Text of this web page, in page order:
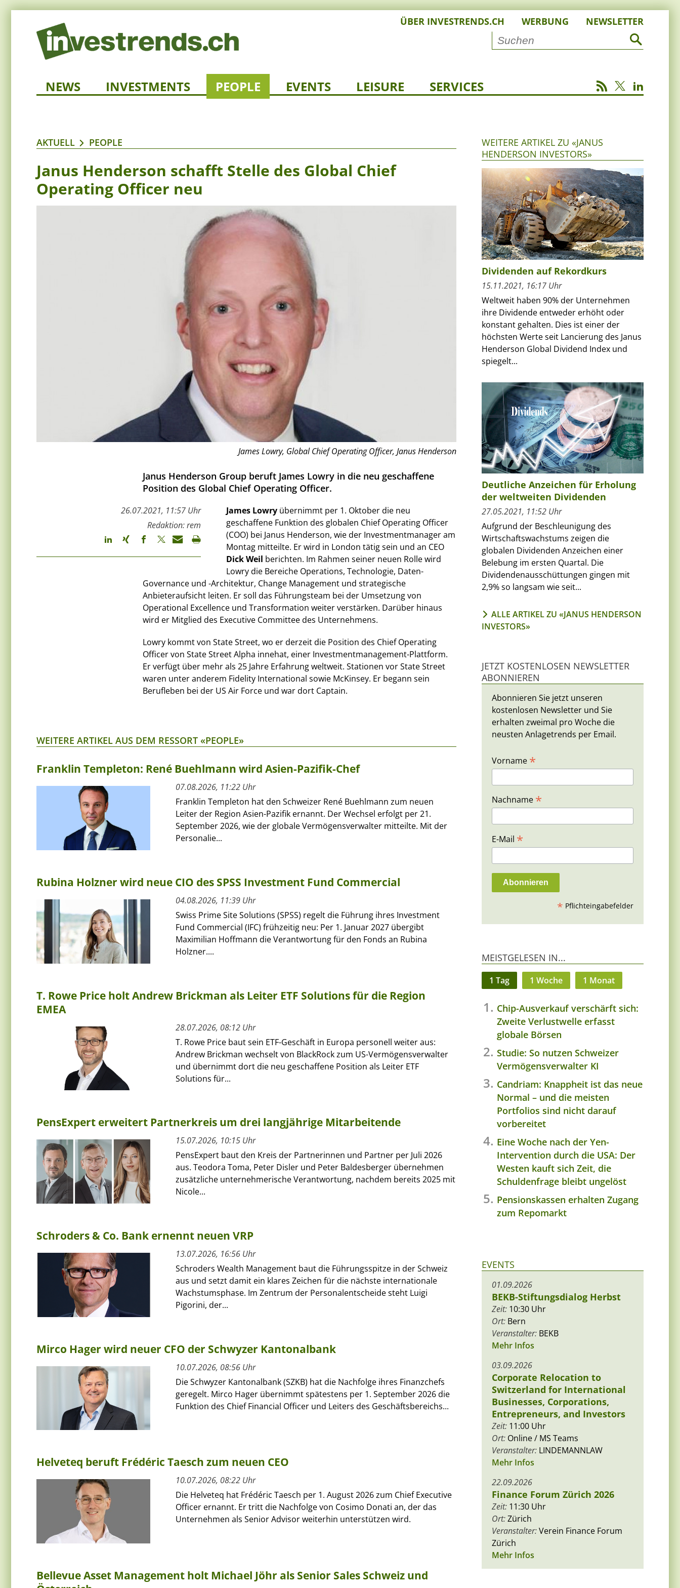
ÜBER INVESTRENDS.CH WERBUNG NEWSLETTER
NEWS INVESTMENTS PEOPLE EVENTS LEISURE SERVICES
AKTUELL PEOPLE
Janus Henderson schafft Stelle des Global Chief
Operating Officer neu
James Lowry, Global Chief Operating Officer, Janus Henderson
Janus Henderson Group beruft James Lowry in die neu geschaffene
Position des Global Chief Operating Officer.
26.07.2021, 11:57 Uhr
Redaktion: rem
James Lowry übernimmt per 1. Oktober die neu
geschaffene Funktion des globalen Chief Operating Officer
(COO) bei Janus Henderson, wie der Investmentmanager am
Montag mitteilte. Er wird in London tätig sein und an CEO
Dick Weil berichten. Im Rahmen seiner neuen Rolle wird
Lowry die Bereiche Operations, Technologie, Daten-
Governance und -Architektur, Change Management und strategische
Anbieteraufsicht leiten. Er soll das Führungsteam bei der Umsetzung von
Operational Excellence und Transformation weiter verstärken. Darüber hinaus
wird er Mitglied des Executive Committee des Unternehmens.
Lowry kommt von State Street, wo er derzeit die Position des Chief Operating
Officer von State Street Alpha innehat, einer Investmentmanagement-Plattform.
Er verfügt über mehr als 25 Jahre Erfahrung weltweit. Stationen vor State Street
waren unter anderem Fidelity International sowie McKinsey. Er begann sein
Berufleben bei der US Air Force und war dort Captain.
WEITERE ARTIKEL AUS DEM RESSORT «PEOPLE»
Franklin Templeton: René Buehlmann wird Asien-Pazifik-Chef
07.08.2026, 11:22 Uhr
Franklin Templeton hat den Schweizer René Buehlmann zum neuen
Leiter der Region Asien-Pazifik ernannt. Der Wechsel erfolgt per 21.
September 2026, wie der globale Vermögensverwalter mitteilte. Mit der
Personalie...
Rubina Holzner wird neue CIO des SPSS Investment Fund Commercial
04.08.2026, 11:39 Uhr
Swiss Prime Site Solutions (SPSS) regelt die Führung ihres Investment
Fund Commercial (IFC) frühzeitig neu: Per 1. Januar 2027 übergibt
Maximilian Hoffmann die Verantwortung für den Fonds an Rubina
Holzner....
T. Rowe Price holt Andrew Brickman als Leiter ETF Solutions für die Region
EMEA
28.07.2026, 08:12 Uhr
T. Rowe Price baut sein ETF-Geschäft in Europa personell weiter aus:
Andrew Brickman wechselt von BlackRock zum US-Vermögensverwalter
und übernimmt dort die neu geschaffene Position als Leiter ETF
Solutions für...
PensExpert erweitert Partnerkreis um drei langjährige Mitarbeitende
15.07.2026, 10:15 Uhr
PensExpert baut den Kreis der Partnerinnen und Partner per Juli 2026
aus. Teodora Toma, Peter Disler und Peter Baldesberger übernehmen
zusätzliche unternehmerische Verantwortung, nachdem bereits 2025 mit
Nicole...
Schroders & Co. Bank ernennt neuen VRP
13.07.2026, 16:56 Uhr
Schroders Wealth Management baut die Führungsspitze in der Schweiz
aus und setzt damit ein klares Zeichen für die nächste internationale
Wachstumsphase. Im Zentrum der Personalentscheide steht Luigi
Pigorini, der...
Mirco Hager wird neuer CFO der Schwyzer Kantonalbank
10.07.2026, 08:56 Uhr
Die Schwyzer Kantonalbank (SZKB) hat die Nachfolge ihres Finanzchefs
geregelt. Mirco Hager übernimmt spätestens per 1. September 2026 die
Funktion des Chief Financial Officer und Leiters des Geschäftsbereichs...
Helveteq beruft Frédéric Taesch zum neuen CEO
10.07.2026, 08:22 Uhr
Die Helveteq hat Frédéric Taesch per 1. August 2026 zum Chief Executive
Officer ernannt. Er tritt die Nachfolge von Cosimo Donati an, der das
Unternehmen als Senior Advisor weiterhin unterstützen wird.
Bellevue Asset Management holt Michael Jöhr als Senior Sales Schweiz und
WEITERE ARTIKEL ZU «JANUS
HENDERSON INVESTORS»
Dividenden auf Rekordkurs
15.11.2021, 16:17 Uhr
Weltweit haben 90% der Unternehmen
ihre Dividende entweder erhöht oder
konstant gehalten. Dies ist einer der
höchsten Werte seit Lancierung des Janus
Henderson Global Dividend Index und
spiegelt...
Deutliche Anzeichen für Erholung
der weltweiten Dividenden
27.05.2021, 11:52 Uhr
Aufgrund der Beschleunigung des
Wirtschaftswachstums zeigen die
globalen Dividenden Anzeichen einer
Belebung im ersten Quartal. Die
Dividendenausschüttungen gingen mit
2,9% so langsam wie seit...
ALLE ARTIKEL ZU «JANUS HENDERSON
INVESTORS»
JETZT KOSTENLOSEN NEWSLETTER
ABONNIEREN
Abonnieren Sie jetzt unseren
kostenlosen Newsletter und Sie
erhalten zweimal pro Woche die
neusten Anlagetrends per Email.
Vorname *
Nachname *
E-Mail *
* Pflichteingabefelder
MEISTGELESEN IN...
1 Tag 1 Woche 1 Monat
Chip-Ausverkauf verschärft sich:
Zweite Verlustwelle erfasst
globale Börsen
Studie: So nutzen Schweizer
Vermögensverwalter KI
Candriam: Knappheit ist das neue
Normal – und die meisten
Portfolios sind nicht darauf
vorbereitet
Eine Woche nach der Yen-
Intervention durch die USA: Der
Westen kauft sich Zeit, die
Schuldenfrage bleibt ungelöst
Pensionskassen erhalten Zugang
zum Repomarkt
EVENTS
01.09.2026
BEKB-Stiftungsdialog Herbst
Zeit: 10:30 Uhr
Ort: Bern
Veranstalter: BEKB
Mehr Infos
03.09.2026
Corporate Relocation to
Switzerland for International
Businesses, Corporations,
Entrepreneurs, and Investors
Zeit: 11:00 Uhr
Ort: Online / MS Teams
Veranstalter: LINDEMANNLAW
Mehr Infos
22.09.2026
Finance Forum Zürich 2026
Zeit: 11:30 Uhr
Ort:Zürich
Veranstalter:Verein Finance Forum
Zürich
Mehr Infos